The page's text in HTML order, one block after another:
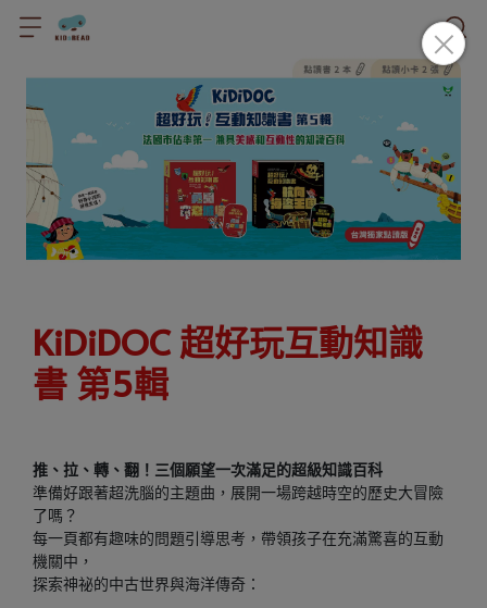
KiDiDOC 超好玩互動知識
書 第5輯
推、拉、轉、翻！三個願望一次滿足的超級知識百科
準備好跟著超洗腦的主題曲，展開一場跨越時空的歷史大冒險
了嗎？
每一頁都有趣味的問題引導思考，帶領孩子在充滿驚喜的互動
機關中，
探索神祕的中古世界與海洋傳奇：